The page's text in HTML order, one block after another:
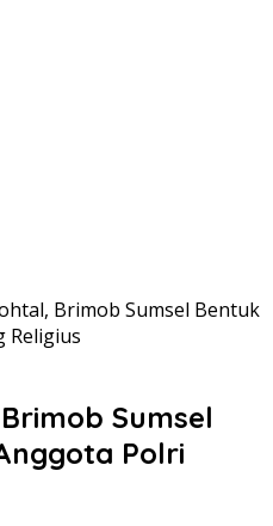
Brimob Sumsel Bentuk
Religius
Sumsel
Polri